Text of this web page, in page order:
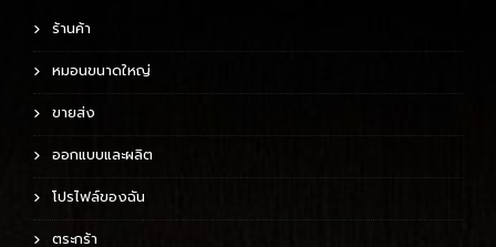
ร้านค้า
หมอนขนาดใหญ่
ขายส่ง
ออกแบบและผลิต
โปรไฟล์ของฉัน
ตระกร้า